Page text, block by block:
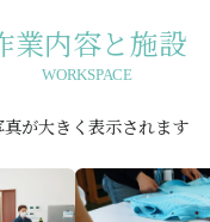
業内容と施設
WORKSPACE
が大きく表示されます